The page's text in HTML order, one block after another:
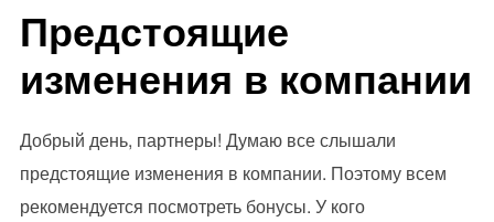
Предстоящие
изменения в компании
Добрый день, партнеры! Думаю все слышали
предстоящие изменения в компании. Поэтому всем
рекомендуется посмотреть бонусы. У кого